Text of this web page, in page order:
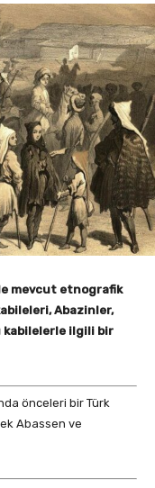
mevcut etnografik
Abazinler,
kabilelerle ilgili bir
önceleri bir Türk
Abassen ve